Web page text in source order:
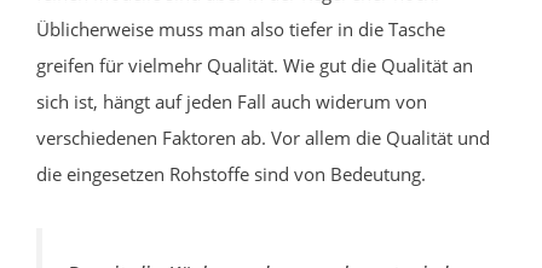
Üblicherweise muss man also tiefer in die Tasche
greifen für vielmehr Qualität. Wie gut die Qualität an
sich ist, hängt auf jeden Fall auch widerum von
verschiedenen Faktoren ab. Vor allem die Qualität und
die eingesetzen Rohstoffe sind von Bedeutung.